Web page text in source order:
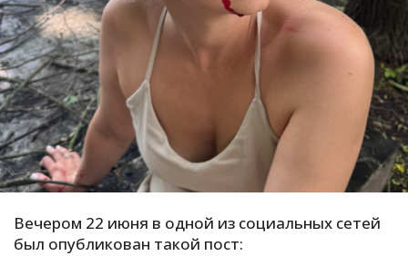
С
Т
Вечером 22 июня в одной из социальных сетей
был опубликован такой пост: